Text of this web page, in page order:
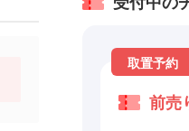
取置予約
前売